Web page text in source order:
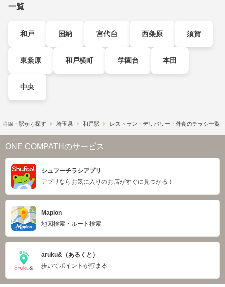
一覧
和戸 国納 宮代台 西粂原 須賀
東粂原 和戸横町 学園台 本田
中央
路線・駅から探す 埼玉県 和戸駅 レストラン・デリバリー・外食のチラシ一覧
ONE COMPATHのサービス
シュフーチラシアプリ
アプリならお気に入りのお店がすぐに見つかる！
Mapion
地図検索・ルート検索
aruku&（あるくと）
歩いてポイントが貯まる